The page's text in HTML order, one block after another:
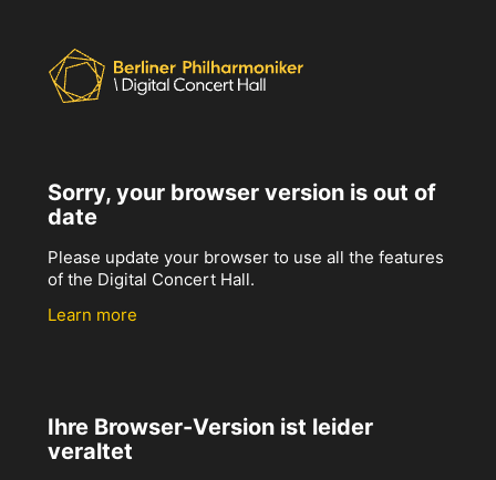
Sorry, your browser version is out of
date
Please update your browser to use all the features
of the Digital Concert Hall.
Learn more
Ihre Browser-Version ist leider
veraltet